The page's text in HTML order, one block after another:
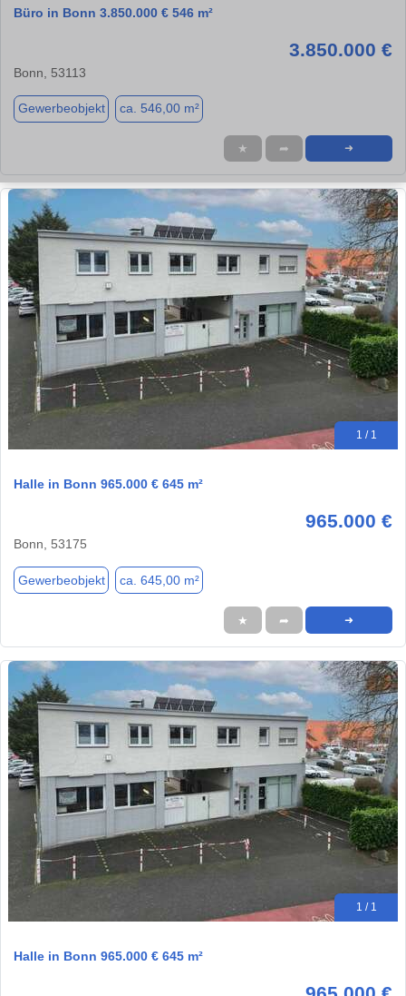
Büro in Bonn 3.850.000 € 546 m²
3.850.000 €
Bonn, 53113
Gewerbeobjekt ca. 546,00 m²
★ ➦ ➜
1 / 1
Halle in Bonn 965.000 € 645 m²
965.000 €
Bonn, 53175
Gewerbeobjekt ca. 645,00 m²
★ ➦ ➜
1 / 1
Halle in Bonn 965.000 € 645 m²